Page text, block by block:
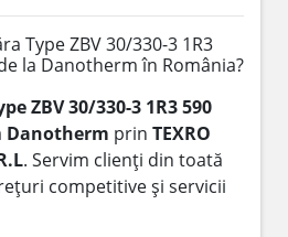
Type ZBV 30/330-3 1R3
la Danotherm în România?
ZBV 30/330-3 1R3 590
Danotherm prin TEXRO
. Servim clienți din toată
competitive și servicii